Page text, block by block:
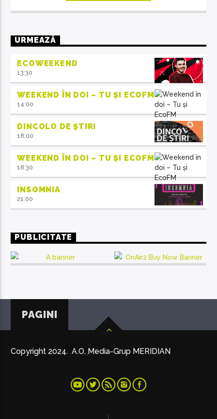
URMEAZĂ
ECOWEEKEND
13:30
WEEKEND ÎN DOI – TU ȘI ECOFM
14:00
DINCOLO DE ȘTIRI
18:00
WEEKEND ÎN DOI – TU ȘI ECOFM
18:30
INSOMNIA
21:00
PUBLICITATE
PAGINI
Copyright 2024. A.O. Media-Grup MERIDIAN